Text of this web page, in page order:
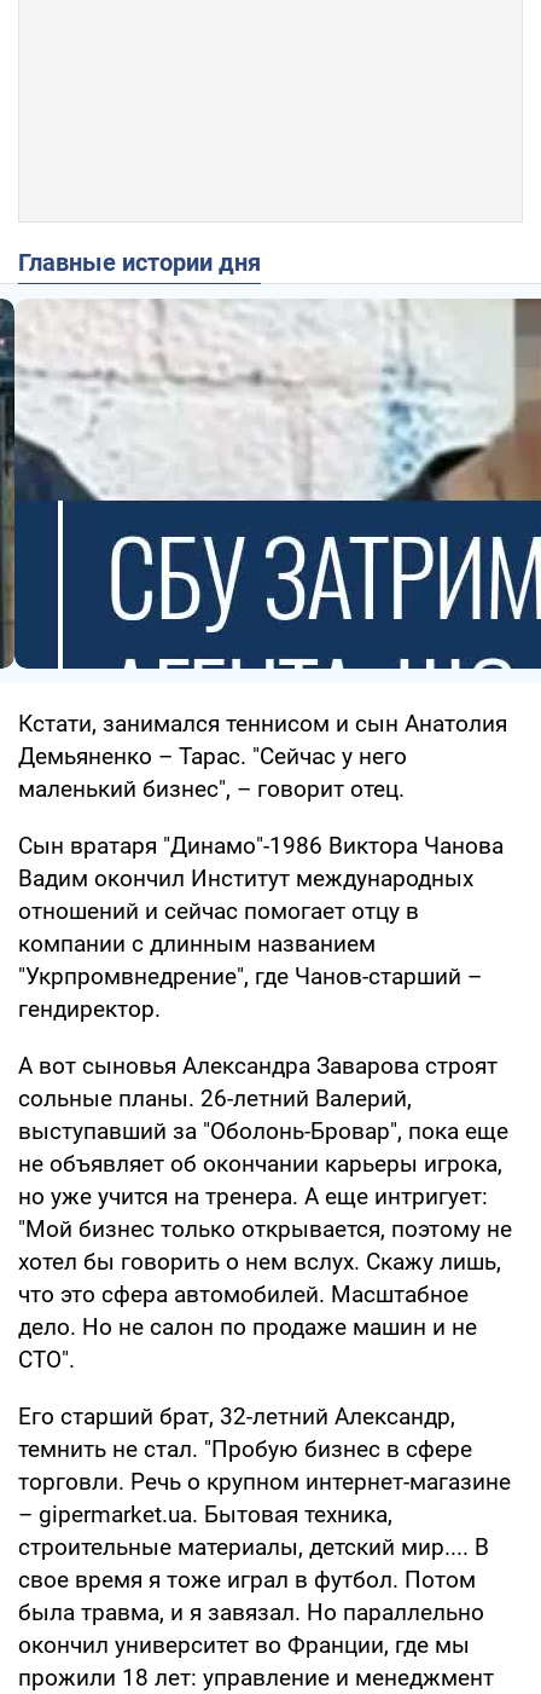
Главные истории дня
Кстати, занимался теннисом и сын Анатолия
Демьяненко – Тарас. "Сейчас у него
маленький бизнес", – говорит отец.
Сын вратаря "Динамо"-1986 Виктора Чанова
Вадим окончил Институт международных
отношений и сейчас помогает отцу в
компании с длинным названием
"Укрпромвнедрение", где Чанов-старший –
гендиректор.
А вот сыновья Александра Заварова строят
сольные планы. 26-летний Валерий,
выступавший за "Оболонь-Бровар", пока еще
не объявляет об окончании карьеры игрока,
но уже учится на тренера. А еще интригует:
"Мой бизнес только открывается, поэтому не
хотел бы говорить о нем вслух. Скажу лишь,
что это сфера автомобилей. Масштабное
дело. Но не салон по продаже машин и не
СТО".
Его старший брат, 32-летний Александр,
темнить не стал. "Пробую бизнес в сфере
торговли. Речь о крупном интернет-магазине
– gipermarket.ua. Бытовая техника,
строительные материалы, детский мир.... В
свое время я тоже играл в футбол. Потом
была травма, и я завязал. Но параллельно
окончил университет во Франции, где мы
прожили 18 лет: управление и менеджмент